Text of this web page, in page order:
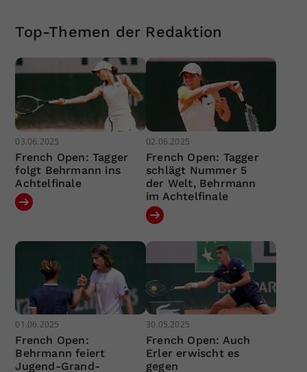
Top-Themen der Redaktion
03.06.2025
French Open: Tagger
folgt Behrmann ins
Achtelfinale
02.06.2025
French Open: Tagger
schlägt Nummer 5
der Welt, Behrmann
im Achtelfinale
01.06.2025
French Open:
Behrmann feiert
Jugend-Grand-
30.05.2025
French Open: Auch
Erler erwischt es
gegen